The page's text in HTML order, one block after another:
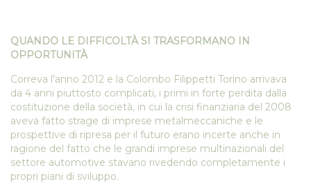
QUANDO LE DIFFICOLTÀ SI TRASFORMANO IN
OPPORTUNITÀ
Correva l’anno 2012 e la Colombo Filippetti Torino arrivava
da 4 anni piuttosto complicati, i primi in forte perdita dalla
costituzione della società, in cui la crisi finanziaria del 2008
aveva fatto strage di imprese metalmeccaniche e le
prospettive di ripresa per il futuro erano incerte anche in
ragione del fatto che le grandi imprese multinazionali del
settore automotive stavano rivedendo completamente i
propri piani di sviluppo.